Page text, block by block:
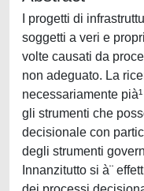
I progetti di
soggetti a veri e
volte causati da
non adeguato. La
necessariamente
gli strumenti che
decisionale con
degli strumenti
Innanzitutto si à¨